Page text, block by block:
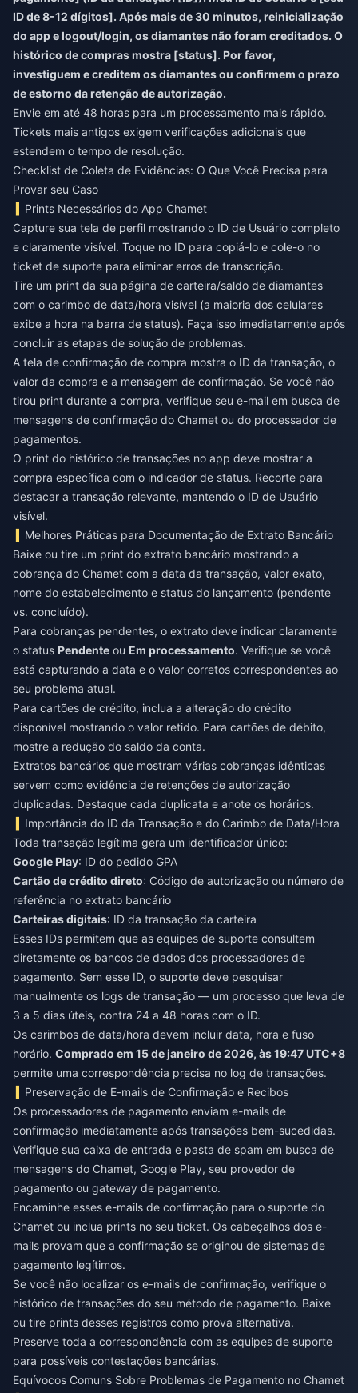
ID de 8-12 dígitos]. Após mais de 30 minutos, reinicialização
do app e logout/login, os diamantes não foram creditados. O
histórico de compras mostra [status]. Por favor,
investiguem e creditem os diamantes ou confirmem o prazo
de estorno da retenção de autorização.
Envie em até 48 horas para um processamento mais rápido.
Tickets mais antigos exigem verificações adicionais que
estendem o tempo de resolução.
Checklist de Coleta de Evidências: O Que Você Precisa para
Provar seu Caso
Prints Necessários do App Chamet
Capture sua tela de perfil mostrando o ID de Usuário completo
e claramente visível. Toque no ID para copiá-lo e cole-o no
ticket de suporte para eliminar erros de transcrição.
Tire um print da sua página de carteira/saldo de diamantes
com o carimbo de data/hora visível (a maioria dos celulares
exibe a hora na barra de status). Faça isso imediatamente após
concluir as etapas de solução de problemas.
A tela de confirmação de compra mostra o ID da transação, o
valor da compra e a mensagem de confirmação. Se você não
tirou print durante a compra, verifique seu e-mail em busca de
mensagens de confirmação do Chamet ou do processador de
pagamentos.
O print do histórico de transações no app deve mostrar a
compra específica com o indicador de status. Recorte para
destacar a transação relevante, mantendo o ID de Usuário
visível.
Melhores Práticas para Documentação de Extrato Bancário
Baixe ou tire um print do extrato bancário mostrando a
cobrança do Chamet com a data da transação, valor exato,
nome do estabelecimento e status do lançamento (pendente
vs. concluído).
Para cobranças pendentes, o extrato deve indicar claramente
o status Pendente ou Em processamento. Verifique se você
está capturando a data e o valor corretos correspondentes ao
seu problema atual.
Para cartões de crédito, inclua a alteração do crédito
disponível mostrando o valor retido. Para cartões de débito,
mostre a redução do saldo da conta.
Extratos bancários que mostram várias cobranças idênticas
servem como evidência de retenções de autorização
duplicadas. Destaque cada duplicata e anote os horários.
Importância do ID da Transação e do Carimbo de Data/Hora
Toda transação legítima gera um identificador único:
Google Play: ID do pedido GPA
Cartão de crédito direto: Código de autorização ou número de
referência no extrato bancário
Carteiras digitais: ID da transação da carteira
Esses IDs permitem que as equipes de suporte consultem
diretamente os bancos de dados dos processadores de
pagamento. Sem esse ID, o suporte deve pesquisar
manualmente os logs de transação — um processo que leva de
3 a 5 dias úteis, contra 24 a 48 horas com o ID.
Os carimbos de data/hora devem incluir data, hora e fuso
horário. Comprado em 15 de janeiro de 2026, às 19:47 UTC+8
permite uma correspondência precisa no log de transações.
Preservação de E-mails de Confirmação e Recibos
Os processadores de pagamento enviam e-mails de
confirmação imediatamente após transações bem-sucedidas.
Verifique sua caixa de entrada e pasta de spam em busca de
mensagens do Chamet, Google Play, seu provedor de
pagamento ou gateway de pagamento.
Encaminhe esses e-mails de confirmação para o suporte do
Chamet ou inclua prints no seu ticket. Os cabeçalhos dos e-
mails provam que a confirmação se originou de sistemas de
pagamento legítimos.
Se você não localizar os e-mails de confirmação, verifique o
histórico de transações do seu método de pagamento. Baixe
ou tire prints desses registros como prova alternativa.
Preserve toda a correspondência com as equipes de suporte
para possíveis contestações bancárias.
Equívocos Comuns Sobre Problemas de Pagamento no Chamet